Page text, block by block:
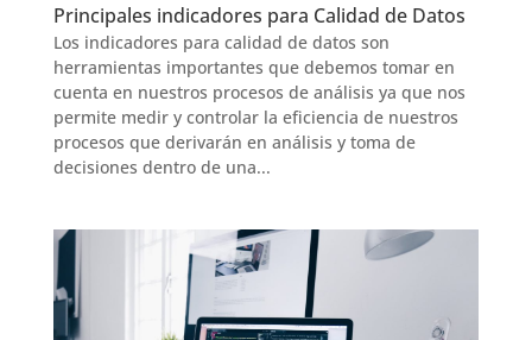
Principales indicadores para Calidad de Datos
Los indicadores para calidad de datos son
herramientas importantes que debemos tomar en
cuenta en nuestros procesos de análisis ya que nos
permite medir y controlar la eficiencia de nuestros
procesos que derivarán en análisis y toma de
decisiones dentro de una...